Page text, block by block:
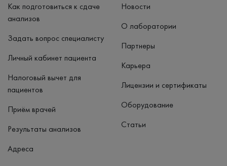
Как подготовиться к сдаче
анализов
Задать вопрос специалисту
Личный кабинет пациента
Налоговый вычет для
пациентов
Приём врачей
Результаты анализов
Адреса
Новости
О лаборатории
Партнеры
Карьера
Лицензии и сертификаты
Оборудование
Статьи